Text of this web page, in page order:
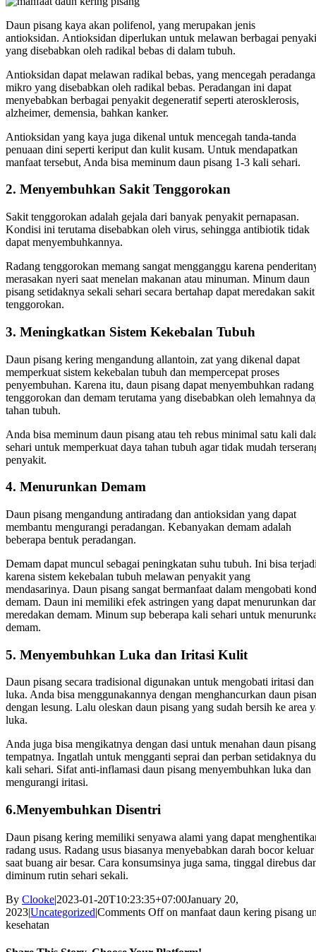
Daun pisang kaya akan polifenol, yang merupakan jenis
antioksidan. Antioksidan diperlukan untuk melawan berbagai
yang disebabkan oleh radikal bebas di dalam tubuh.
Antioksidan dapat melawan radikal bebas, yang mencegah
mikro yang disebabkan oleh radikal bebas. Peradangan ini dapat
menyebabkan berbagai penyakit degeneratif seperti aterosklerosis,
alzheimer, demensia, bahkan kanker.
Antioksidan yang kaya juga dikenal untuk mencegah tanda-tanda
penuaan dini seperti keriput dan kulit kusam. Untuk mendapatkan
manfaat tersebut, Anda bisa meminum daun pisang 1-3 kali sehari.
2. Menyembuhkan Sakit Tenggorokan
Sakit tenggorokan adalah gejala dari banyak penyakit pernapasan.
Kondisi ini terutama disebabkan oleh virus, sehingga antibiotik tidak
dapat menyembuhkannya.
Radang tenggorokan memang sangat mengganggu karena
merasakan nyeri saat menelan makanan atau minuman. Minum daun
pisang setidaknya sekali sehari secara bertahap dapat meredakan sakit
tenggorokan.
3. Meningkatkan Sistem Kekebalan Tubuh
Daun pisang kering mengandung allantoin, zat yang dikenal dapat
memperkuat sistem kekebalan tubuh dan mempercepat proses
penyembuhan. Karena itu, daun pisang dapat menyembuhkan radang
tenggorokan dan demam terutama yang disebabkan oleh lemahnya
tahan tubuh.
Anda bisa meminum daun pisang atau teh rebus minimal satu kali
sehari untuk memperkuat daya tahan tubuh agar tidak mudah
penyakit.
4. Menurunkan Demam
Daun pisang mengandung antiradang dan antioksidan yang dapat
membantu mengurangi peradangan. Kebanyakan demam adalah
beberapa bentuk peradangan.
Demam dapat muncul sebagai peningkatan suhu tubuh. Ini bisa
karena sistem kekebalan tubuh melawan penyakit yang
mendasarinya. Daun pisang sangat bermanfaat dalam mengobati
demam. Daun ini memiliki efek astringen yang dapat menurunkan
meredakan demam. Minum sup beberapa kali sehari untuk
demam.
5. Menyembuhkan Luka dan Iritasi Kulit
Daun pisang secara tradisional digunakan untuk mengobati iritasi dan
luka. Anda bisa menggunakannya dengan menghancurkan daun
dengan lesung. Lalu oleskan daun pisang yang sudah bersih ke area
luka.
Anda juga bisa mengikatnya dengan dasi untuk menahan daun
tempatnya. Ingatlah untuk mengganti seprai dan perban setidaknya
kali sehari. Sifat anti-inflamasi daun pisang menyembuhkan luka dan
mengurangi iritasi.
6.Menyembuhkan Disentri
Daun pisang kering memiliki senyawa alami yang dapat
radang usus. Radang usus biasanya menyebabkan darah bocor keluar
saat buang air besar. Cara konsumsinya juga sama, tinggal direbus
diminum rutin sehari sekali.
By Clooke|2023-01-20T10:23:35+07:00January 20,
2023|Uncategorized|Comments Offon manfaat daun kering pisang
kesehatan